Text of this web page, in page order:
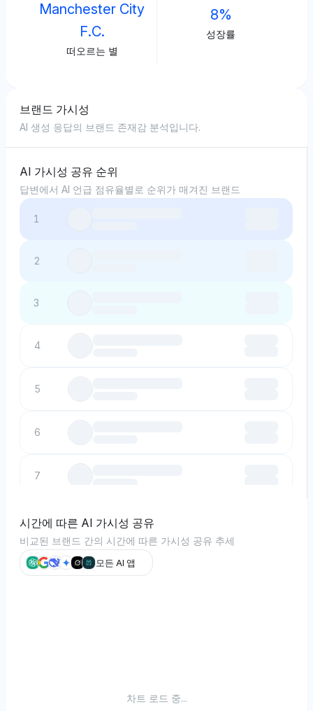
Manchester City
F.C.
떠오르는 별
8%
성장률
브랜드 가시성
AI 생성 응답의 브랜드 존재감 분석입니다.
AI 가시성 공유 순위
답변에서 AI 언급 점유율별로 순위가 매겨진 브랜드
1
2
3
4
5
6
7
8
9
시간에 따른 AI 가시성 공유
비교된 브랜드 간의 시간에 따른 가시성 공유 추세
모든 AI 앱
차트 로드 중...